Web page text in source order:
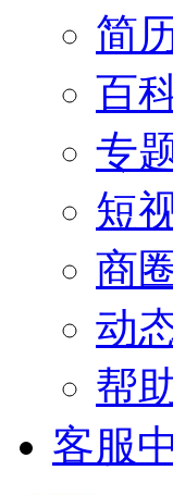
简
百
专
短
商圈
动
帮
客服